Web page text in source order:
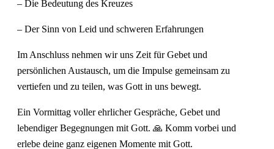
– Die Bedeutung des Kreuzes
– Der Sinn von Leid und schweren Erfahrungen
Im Anschluss nehmen wir uns Zeit für Gebet und
persönlichen Austausch, um die Impulse gemeinsam zu
vertiefen und zu teilen, was Gott in uns bewegt.
Ein Vormittag voller ehrlicher Gespräche, Gebet und
lebendiger Begegnungen mit Gott. 🙏 Komm vorbei und
erlebe deine ganz eigenen Momente mit Gott.